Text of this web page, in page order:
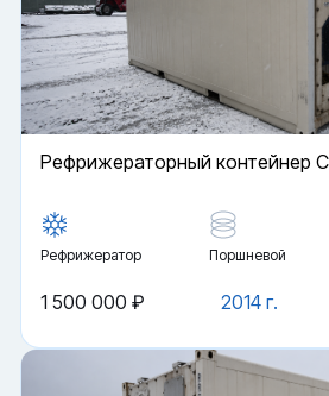
Рефрижераторный контейнер
Рефрижератор Поршневой
2014 г.
1 500 000 ₽